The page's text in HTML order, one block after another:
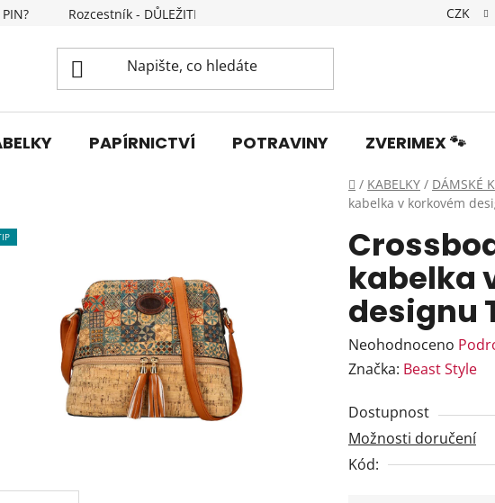
Rozcestník - DŮLEŽITÉ INFORMACE Dopravné
CZK
PAPÍRNICTVÍ POTRAVINY ZVERIMEX 🐾
Domů
/ KABELKY / DÁMSKÉ
kabelka v korkovém
kabelka
designu
Průměrné
hodnocení
je
0,0
z
Neohodnoceno
Značka: Beast Style
Dostupnost
Možnosti doručení
Kód: